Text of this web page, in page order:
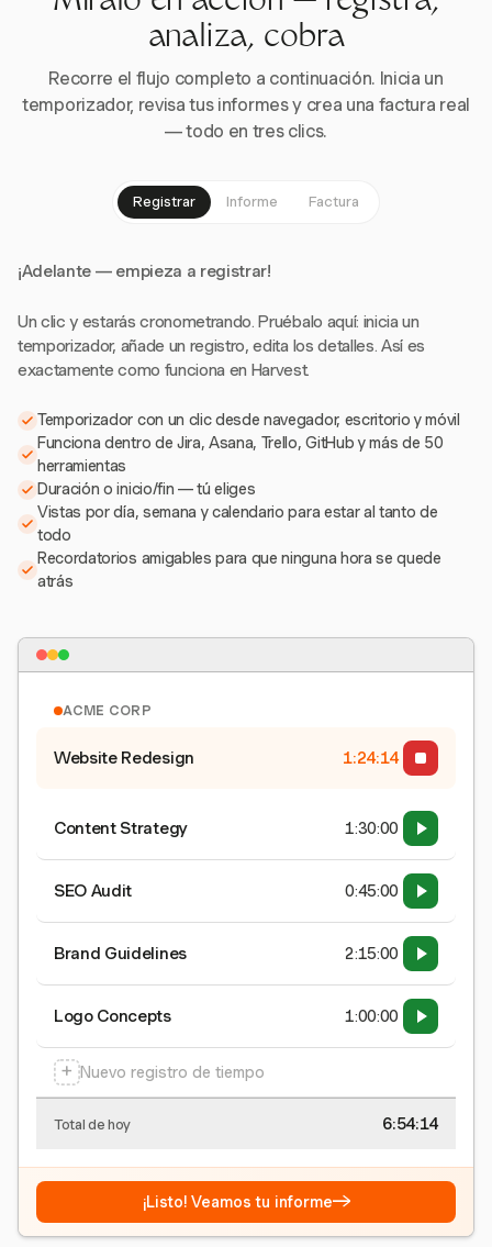
analiza, cobra
Recorre el flujo completo a continuación. Inicia un
temporizador, revisa tus informes y crea una factura real
— todo en tres clics.
Registrar Informe Factura
¡Adelante — empieza a registrar!
Un clic y estarás cronometrando. Pruébalo aquí: inicia un
temporizador, añade un registro, edita los detalles. Así es
exactamente como funciona en Harvest.
Temporizador con un clic desde navegador, escritorio y móvil
Funciona dentro de Jira, Asana, Trello, GitHub y más de 50
herramientas
Duración o inicio/fin — tú eliges
Vistas por día, semana y calendario para estar al tanto de
todo
Recordatorios amigables para que ninguna hora se quede
atrás
ACME CORP
Website Redesign 1:24:15
Content Strategy 1:30:00
SEO Audit 0:45:00
Brand Guidelines 2:15:00
Logo Concepts 1:00:00
+ Nuevo registro de tiempo
Total de hoy 6:54:15
¡Listo! Veamos tu informe→